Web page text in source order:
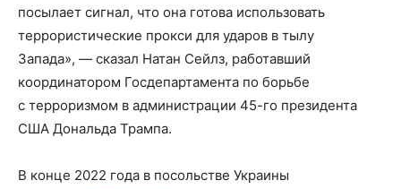
посылает сигнал, что она готова использовать
террористические прокси для ударов в тылу
Запада», — сказал Натан Сейлз, работавший
координатором Госдепартамента по борьбе
с терроризмом в администрации 45-го президента
США Дональда Трампа.
В конце 2022 года в посольстве Украины